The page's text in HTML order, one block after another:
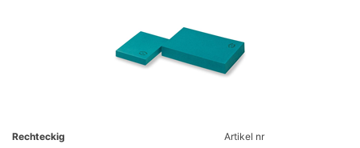
Rechteckig ​Artikel nr